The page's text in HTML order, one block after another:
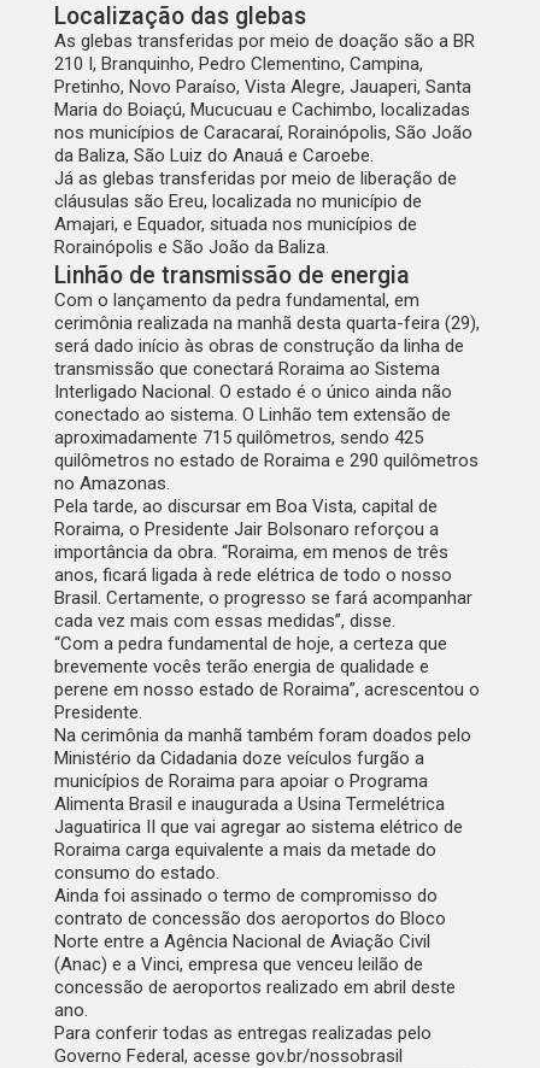
Localização das glebas
As glebas transferidas por meio de doação são a BR
210 I, Branquinho, Pedro Clementino, Campina,
Pretinho, Novo Paraíso, Vista Alegre, Jauaperi, Santa
Maria do Boiaçú, Mucucuau e Cachimbo, localizadas
nos municípios de Caracaraí, Rorainópolis, São João
da Baliza, São Luiz do Anauá e Caroebe.
Já as glebas transferidas por meio de liberação de
cláusulas são Ereu, localizada no município de
Amajari, e Equador, situada nos municípios de
Rorainópolis e São João da Baliza.
Linhão de transmissão de energia
Com o lançamento da pedra fundamental, em
cerimônia realizada na manhã desta quarta-feira (29),
será dado início às obras de construção da linha de
transmissão que conectará Roraima ao Sistema
Interligado Nacional. O estado é o único ainda não
conectado ao sistema. O Linhão tem extensão de
aproximadamente 715 quilômetros, sendo 425
quilômetros no estado de Roraima e 290 quilômetros
no Amazonas.
Pela tarde, ao discursar em Boa Vista, capital de
Roraima, o Presidente Jair Bolsonaro reforçou a
importância da obra. “Roraima, em menos de três
anos, ficará ligada à rede elétrica de todo o nosso
Brasil. Certamente, o progresso se fará acompanhar
cada vez mais com essas medidas”, disse.
“Com a pedra fundamental de hoje, a certeza que
brevemente vocês terão energia de qualidade e
perene em nosso estado de Roraima”, acrescentou o
Presidente.
Na cerimônia da manhã também foram doados pelo
Ministério da Cidadania doze veículos furgão a
municípios de Roraima para apoiar o Programa
Alimenta Brasil e inaugurada a Usina Termelétrica
Jaguatirica II que vai agregar ao sistema elétrico de
Roraima carga equivalente a mais da metade do
consumo do estado.
Ainda foi assinado o termo de compromisso do
contrato de concessão dos aeroportos do Bloco
Norte entre a Agência Nacional de Aviação Civil
(Anac) e a Vinci, empresa que venceu leilão de
concessão de aeroportos realizado em abril deste
ano.
Para conferir todas as entregas realizadas pelo
Governo Federal, acesse gov.br/nossobrasil